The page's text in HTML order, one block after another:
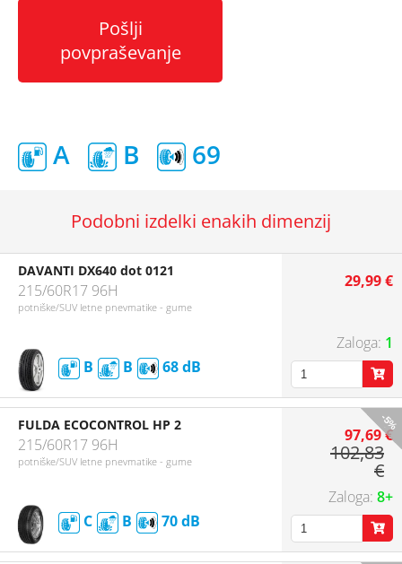
Pošlji
povpraševanje
A B 69
Podobni izdelki enakih dimenzij
DAVANTI DX640 dot 0121
215/60R17 96H
potniške/SUV letne pnevmatike - gume
B B 68
29,99 €
1
-5%
FULDA ECOCONTROL HP 2
215/60R17 96H
potniške/SUV letne pnevmatike - gume
C B 70
97,69 €
102,83
€
8+